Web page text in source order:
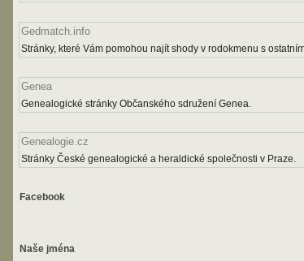
Gedmatch.info
Stránky, které Vám pomohou najít shody v rodokmenu s
Genea
Genealogické stránky Občanského sdružení Genea.
Genealogie.cz
Stránky České genealogické a heraldické společnosti v Praze.
Facebook
Naše jména